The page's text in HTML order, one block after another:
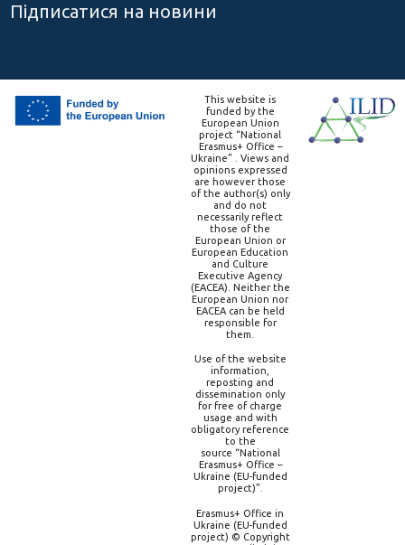
Підписатися на новини
This website is
funded by the
European Union
project “National
Erasmus+ Office –
Ukraine” . Views and
opinions expressed
are however those
of the author(s) only
and do not
necessarily reflect
those of the
European Union or
European Education
and Culture
Executive Agency
(EACEA). Neither the
European Union nor
EACEA can be held
responsible for
them.
Use of the website
information,
reposting and
dissemination only
for free of charge
usage and with
obligatory reference
to the
source “National
Erasmus+ Office –
Ukraine (EU-funded
project)”.
Erasmus+ Office in
Ukraine (EU-funded
project) © Copyright